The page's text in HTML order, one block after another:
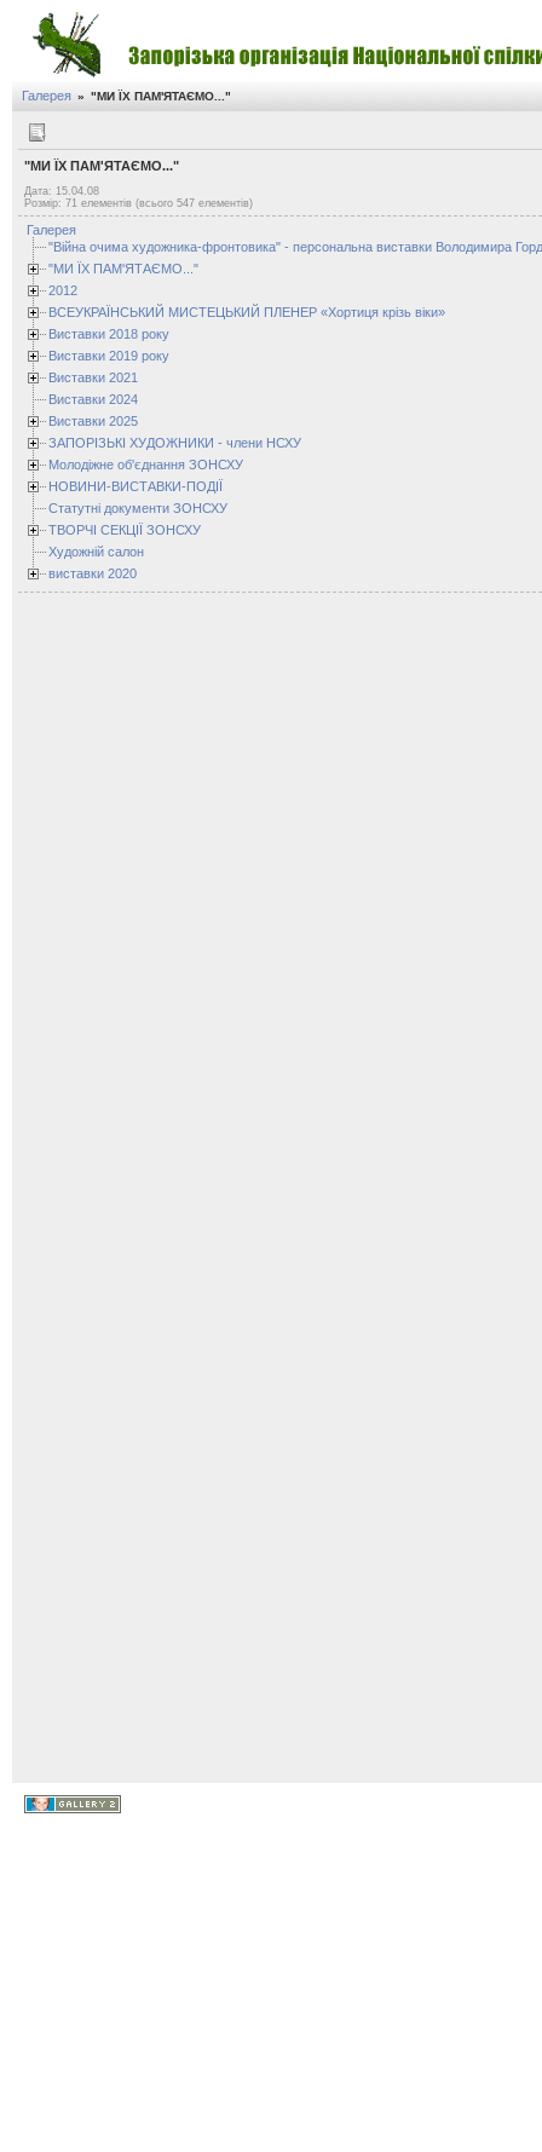
Галерея » "МИ ЇХ ПАМ'ЯТАЄМО..."
"МИ ЇХ ПАМ'ЯТАЄМО..."
Дата: 15.04.08
Розмір: 71 елементів (всього 547 елементів)
Галерея
"Війна очима художника-фронтовика" - персональна виставки Володимира
"МИ ЇХ ПАМ'ЯТАЄМО..."
2012
ВСЕУКРАЇНСЬКИЙ МИСТЕЦЬКИЙ ПЛЕНЕР «Хортиця крізь віки»
Виставки 2018 року
Виставки 2019 року
Виставки 2021
Виставки 2024
Виставки 2025
ЗАПОРІЗЬКІ ХУДОЖНИКИ - члени НСХУ
Молодіжне об'єднання ЗОНСХУ
НОВИНИ-ВИСТАВКИ-ПОДІЇ
Статутні документи ЗОНСХУ
ТВОРЧІ СЕКЦІЇ ЗОНСХУ
Художній салон
виставки 2020